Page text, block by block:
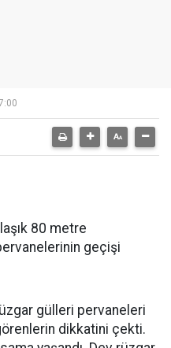
80 metre
geçişi
gülleri pervaneleri
dikkatini çekti.